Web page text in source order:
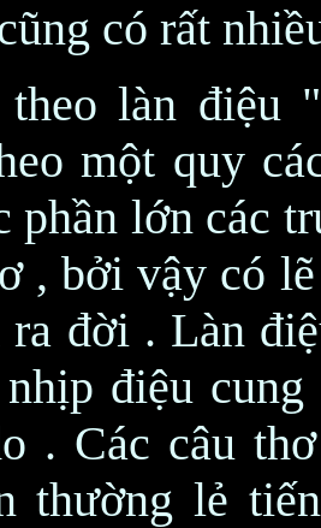
có rất
làn điệu
một quy
phần lớn các
, bởi vậy có
ra đời . Làn
nhịp điệu
. Các câu
thường lẻ